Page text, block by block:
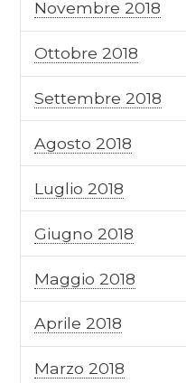
Novembre 2018
Ottobre 2018
Settembre 2018
Agosto 2018
Luglio 2018
Giugno 2018
Maggio 2018
Aprile 2018
Marzo 2018